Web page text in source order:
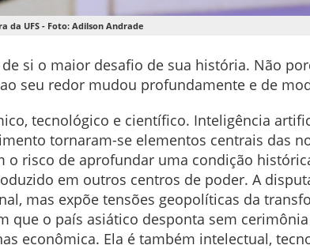
da UFS - Foto: Adilson Andrade
si o maior desafio de sua história. Não
seu redor mudou profundamente e de
tecnológico e científico. Inteligência
tornaram-se elementos centrais das
o risco de aprofundar uma condição
em outros centros de poder. A
mas expõe tensões geopolíticas da
o país asiático desponta sem
econômica. Ela é também intelectual,